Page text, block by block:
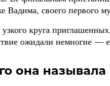
Вадима, своего первого
круга
ожидали немногие —
она называла